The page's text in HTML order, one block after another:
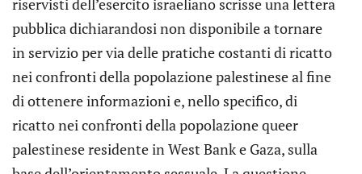
riservisti dell’esercito israeliano scrisse una lettera
pubblica dichiarandosi non disponibile a tornare
in servizio per via delle pratiche costanti di ricatto
nei confronti della popolazione palestinese al fine
di ottenere informazioni e, nello specifico, di
ricatto nei confronti della popolazione queer
palestinese residente in West Bank e Gaza, sulla